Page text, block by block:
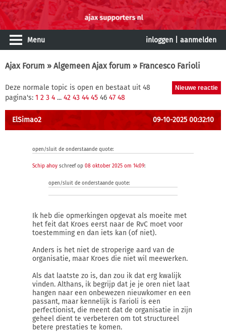
Menu inloggen aanmelden
Ajax Forum » Algemeen Ajax forum » Francesco Farioli
Deze normale topic is open en bestaat uit 48
pagina's: 1 2 3 4 ... 42 43 44 45 46 47 48
ElSimao2 09-10-2025 00:32:10
open/sluit de onderstaande quote:
Schip ahoy schreef op 08 oktober 2025 om 14:09:
open/sluit de onderstaande quote:
Ik heb die opmerkingen opgevat als moeite met
het feit dat Kroes eerst naar de RvC moet voor
toestemming en dan iets kan (of niet).
Anders is het niet de stroperige aard van de
organisatie, maar Kroes die niet wil meewerken.
Als dat laatste zo is, dan zou ik dat erg kwalijk
vinden. Althans, ik begrijp dat je je oren niet laat
hangen naar een onbewezen nieuwkomer en een
passant, maar kennelijk is Farioli is een
perfectionist, die meent dat de organisatie in zijn
geheel dient te verbeteren om tot structureel
betere prestaties te komen.